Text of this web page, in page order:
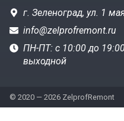
г. Зеленоград, ул. 1
info@zelprofremont.ru
ПН-ПТ: с 10:00 до
выходной
© 2020 — 2026 ZelprofRemont